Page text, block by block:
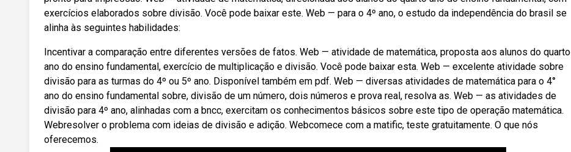
exercícios elaborados sobre divisão. Você pode baixar este. Web — para o 4º ano, o estudo da independência do brasil se
alinha às seguintes habilidades:
Incentivar a comparação entre diferentes versões de fatos. Web — atividade de matemática, proposta aos alunos do quarto
ano do ensino fundamental, exercício de multiplicação e divisão. Você pode baixar esta. Web — excelente atividade sobre
divisão para as turmas do 4º ou 5º ano. Disponível também em pdf. Web — diversas atividades de matemática para o 4°
ano do ensino fundamental sobre, divisão de um número, dois números e prova real, resolva as. Web — as atividades de
divisão para 4º ano, alinhadas com a bncc, exercitam os conhecimentos básicos sobre este tipo de operação matemática.
Webresolver o problema com ideias de divisão e adição. Webcomece com a matific, teste gratuitamente. O que nós
oferecemos.